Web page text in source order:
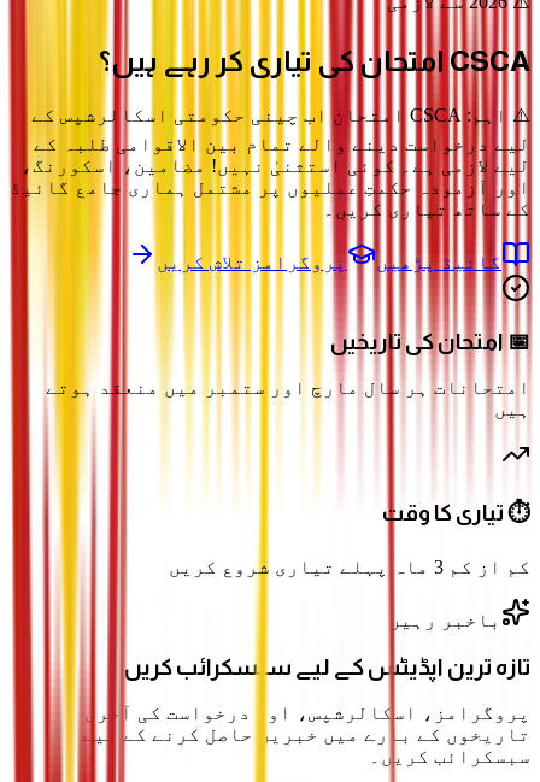
CSCA امتحان کی تیاری کر رہے ہیں؟
⚠️ اہم: CSCA امتحان اب چینی حکومتی اسکالرشپس کے
لیے درخواست دینے والے تمام بین الاقوامی طلبہ کے
لیے لازمی ہے۔ کوئی استثنیٰ نہیں! مضامین، اسکورنگ،
اور آزمودہ حکمتِ عملیوں پر مشتمل ہماری جامع گائیڈ
کے ساتھ تیاری کریں۔
گائیڈ پڑھیں پروگرامز تلاش کریں
📅 امتحان کی تاریخیں
امتحانات ہر سال مارچ اور ستمبر میں منعقد ہوتے
ہیں
⏱️ تیاری کا وقت
کم از کم 3 ماہ پہلے تیاری شروع کریں
باخبر رہیں
تازہ ترین اپڈیٹس کے لیے سبسکرائب کریں
پروگرامز، اسکالرشپس، اور درخواست کی آخری
تاریخوں کے بارے میں خبریں حاصل کرنے کے لیے
سبسکرائب کریں۔